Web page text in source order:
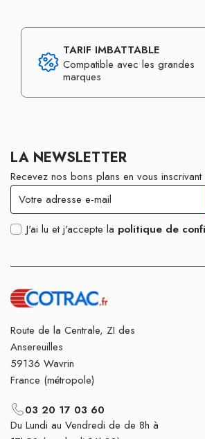
TARIF IMBATTABLE
Compatible avec les grandes
marques
LA NEWSLETTER
Recevez nos bons plans en vous
J'ai lu et j'accepte la politique de
Route de la Centrale, ZI des
Ansereuilles
59136 Wavrin
France (métropole)
03 20 17 03 60
Du Lundi au Vendredi de de 8h à